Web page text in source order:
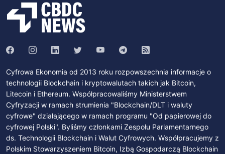
Cyfrowa Ekonomia od 2013 roku rozpowszechnia informacje o
technologii Blockchain i kryptowalutach takich jak Bitcoin,
Litecoin i Ethereum. Współpracowaliśmy Ministerstwem
Cyfryzacji w ramach strumienia "Blockchain/DLT i waluty
cyfrowe" działającego w ramach programu "Od papierowej do
cyfrowej Polski". Byliśmy członkami Zespołu Parlamentarnego
ds. Technologii Blockchain i Walut Cyfrowych. Współpracujemy z
Polskim Stowarzyszeniem Bitcoin, Izbą Gospodarczą Blockchain